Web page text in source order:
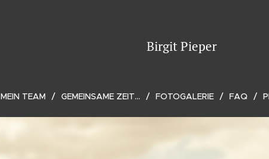
Birgit Pieper
MEIN TEAM GEMEINSAME ZEIT... FOTOGALERIE FAQ